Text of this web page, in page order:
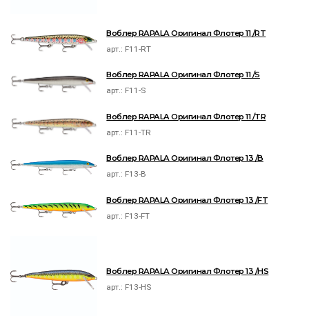
Воблер RAPALA Оригинал Флотер 11 /RT
арт.: F11-RT
Воблер RAPALA Оригинал Флотер 11 /S
арт.: F11-S
Воблер RAPALA Оригинал Флотер 11 /TR
арт.: F11-TR
Воблер RAPALA Оригинал Флотер 13 /B
арт.: F13-B
Воблер RAPALA Оригинал Флотер 13 /FT
арт.: F13-FT
Воблер RAPALA Оригинал Флотер 13 /HS
арт.: F13-HS